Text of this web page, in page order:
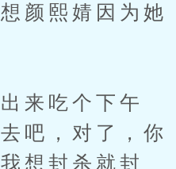
颜熙婧因为她
来吃个下午
吧，对了，你
想封杀就封